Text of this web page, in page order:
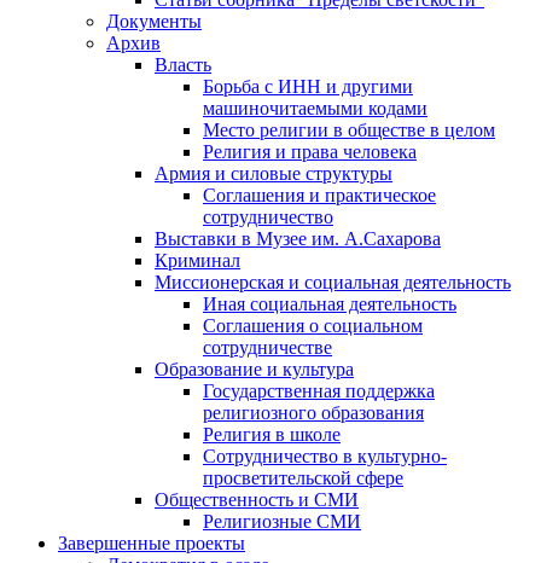
Документы
Архив
Власть
Борьба с ИНН и другими
машиночитаемыми кодами
Место религии в обществе в целом
Религия и права человека
Армия и силовые структуры
Соглашения и практическое
сотрудничество
Выставки в Музее им. А.Сахарова
Криминал
Миссионерская и социальная деятельность
Иная социальная деятельность
Соглашения о социальном
сотрудничестве
Образование и культура
Государственная поддержка
религиозного образования
Религия в школе
Сотрудничество в культурно-
просветительской сфере
Общественность и СМИ
Религиозные СМИ
Завершенные проекты